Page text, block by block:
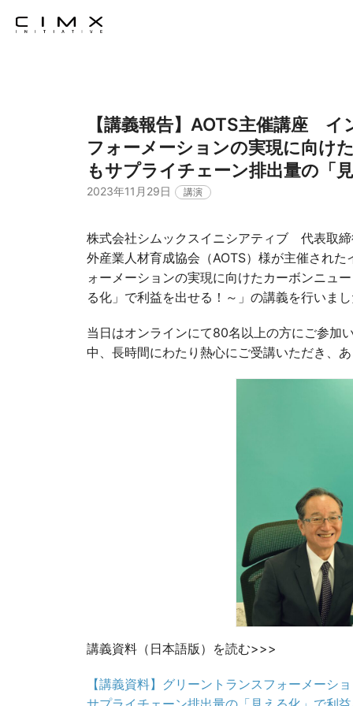
【講義報告】AOTS主催講座
フォーメーションの実現に向け
もサプライチェーン排出量の「
2023年11月29日 講演
株式会社シムックスイニシアティブ 代表取
外産業人材育成協会（AOTS）様が主催され
ォーメーションの実現に向けたカーボンニュ
る化」で利益を出せる！～」の講義を行いま
当日はオンラインにて80名以上の方にご参加
中、長時間にわたり熱心にご受講いただき、
講義資料（日本語版）を読む>>>
【講義資料】グリーントランスフォーメーシ